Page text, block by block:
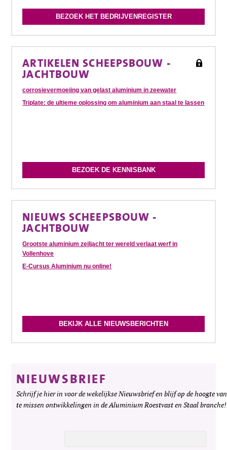
BEZOEK HET BEDRIJVENREGISTER
ARTIKELEN SCHEEPSBOUW -
JACHTBOUW
corrosievermoeiing van gelast aluminium in zeewater
Triplate: de ultieme oplossing om aluminium aan staal te lassen
BEZOEK DE KENNISBANK
NIEUWS SCHEEPSBOUW -
JACHTBOUW
Grootste aluminium zeiljacht ter wereld verlaat werf in
Vollenhove
E-Cursus Aluminium nu online!
BEKIJK ALLE NIEUWSBERICHTEN
NIEUWSBRIEF
Schrijf je hier in voor de wekelijkse Nieuwsbrief en blijf op de hoogte
te missen ontwikkelingen in de Aluminium Roestvast en Staal branche!